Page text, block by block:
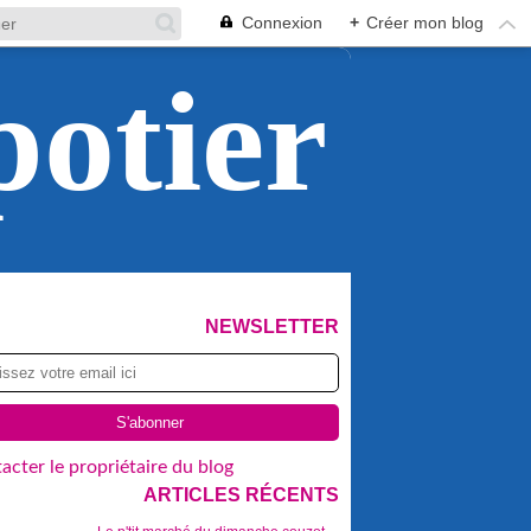
Connexion + Créer mon blog
NEWSLETTER
le propriétaire du blog
ARTICLES RÉCENTS